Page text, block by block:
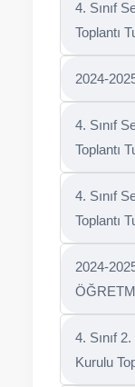
4. Sınıf
Toplantı
2024-
4. Sınıf
Toplantı
4. Sınıf
Toplantı
2024-
4. Sınıf
Kurulu